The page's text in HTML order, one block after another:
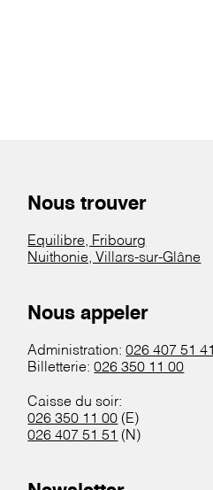
Nous trouver
Equilibre, Fribourg
Nuithonie, Villars-sur-Glâne
Nous appeler
Administration:026 407 51 41
Billetterie:026 350 11 00
Caisse du soir:
026 350 11 00 (E)
026 407 51 51 (N)